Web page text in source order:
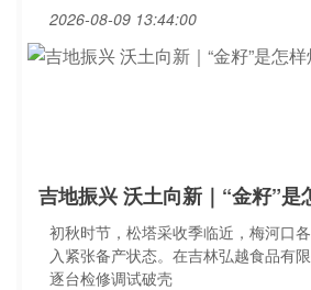
2026-08-09 13:44:00
吉地振兴 沃土向新｜“金籽”是
初秋时节，松塔采收季临近，梅河口
入紧张备产状态。在吉林弘越食品有
逐台检修调试破壳